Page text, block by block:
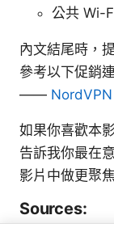
公共 Wi-
內文結尾時，
參考以下促銷
——
如果你喜歡本
告訴我你最在
影片中做更聚
Sources: